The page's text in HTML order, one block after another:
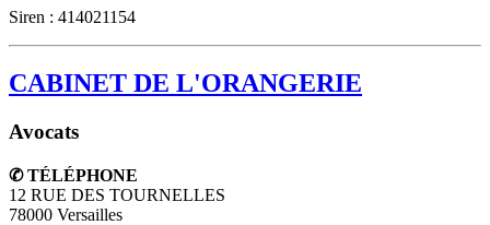
Siren : 414021154
CABINET DE L'ORANGERIE
Avocats
✆ TÉLÉPHONE
12 RUE DES TOURNELLES
78000 Versailles